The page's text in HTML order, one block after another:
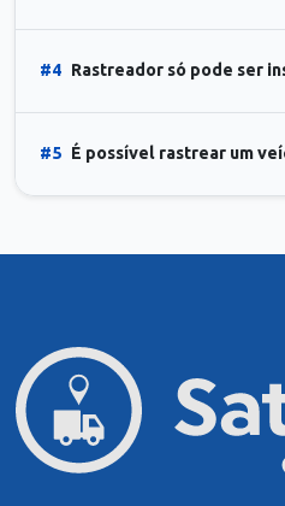
#4 Rastreador só pode ser
#5 É possível rastrear um